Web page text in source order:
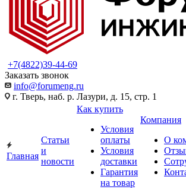
+7(4822)39-44-69
Заказать звонок
info@forumeng.ru
г. Тверь, наб. р. Лазури, д. 15, стр. 1
Главная
Статьи
и
новости
Как купить
Условия
оплаты
Условия
доставки
Гарантия
на товар
Компания
О